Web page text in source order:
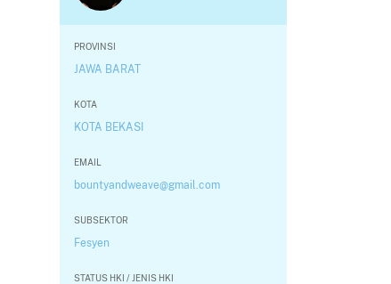
PROVINSI
JAWA BARAT
KOTA
KOTA BEKASI
EMAIL
bountyandweave@gmail.com
SUBSEKTOR
Fesyen
STATUS HKI / JENIS HKI